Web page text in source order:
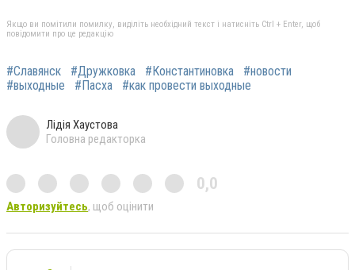
Якщо ви помітили помилку, виділіть необхідний текст і натисніть Ctrl + Enter, щоб
повідомити про це редакцію
#Славянск #Дружковка #Константиновка
#новости
#выходные
#Пасха #как провести выходные
Лідія Хаустова
Головна редакторка
0,0
Авторизуйтесь, щоб оцінити